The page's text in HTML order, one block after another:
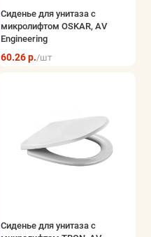
Сиденье для унитаза с
микролифтом OSKAR, AV
Engineering
60.26 р./шт
Сиденье для унитаза с